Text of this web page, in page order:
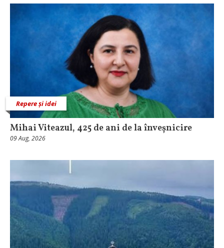
Repere și idei
Mihai Viteazul, 425 de ani de la înveșnicire
09 Aug, 2026